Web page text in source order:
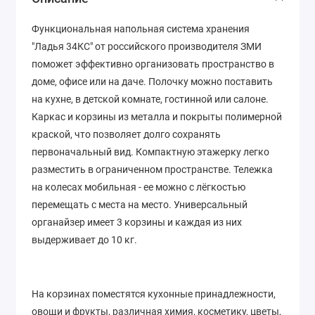
Функциональная напольная система хранения
"Ладья 34КС" от российского производителя ЗМИ
поможет эффективно организовать пространство в
доме, офисе или на даче. Полочку можно поставить
на кухне, в детской комнате, гостинной или салоне.
Каркас и корзины из металла и покрыты полимерной
краской, что позволяет долго сохранять
первоначальный вид. Компактную этажерку легко
разместить в ограниченном пространстве. Тележка
на колесах мобильная - ее можно с лёгкостью
перемещать с места на место. Универсальный
органайзер имеет 3 корзины и каждая из них
выдерживает до 10 кг.
На корзинах поместятся кухонные принадлежности,
овощи и фрукты, различная химия, косметику, цветы,